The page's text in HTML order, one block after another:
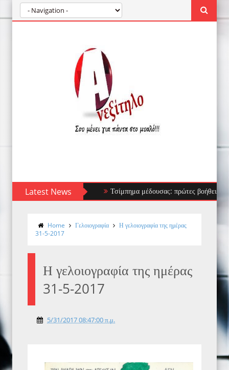
Latest News Τσίμπημα μέδουσας: πρώτες βοήθειες, τι να
Home Γελοιογραφία
Η γελοιογραφία της ημέρας
31-5-2017
Η γελοιογραφία της ημέρας
31-5-2017
5/31/2017 08:47:00 π.μ.